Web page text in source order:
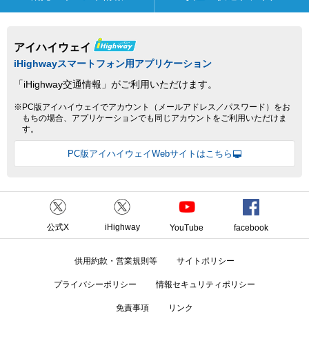
アイハイウェイ
iHighwayスマートフォン用アプリケーション
「iHighway交通情報」がご利用いただけます。
※PC版アイハイウェイでアカウント（メールアドレス／パスワード）をお
もちの場合、アプリケーションでも同じアカウントをご利用いただけま
す。
PC版アイハイウェイWebサイトはこちら
公式X iHighway YouTube facebook
供用約款・営業規則等 サイトポリシー
プライバシーポリシー 情報セキュリティポリシー
免責事項 リンク